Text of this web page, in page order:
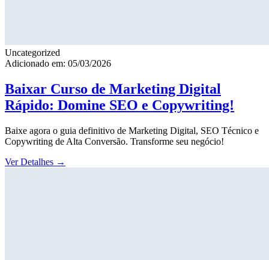
Uncategorized
Adicionado em: 05/03/2026
Baixar Curso de Marketing Digital
Rápido: Domine SEO e Copywriting!
Baixe agora o guia definitivo de Marketing Digital, SEO Técnico e
Copywriting de Alta Conversão. Transforme seu negócio!
Ver Detalhes →